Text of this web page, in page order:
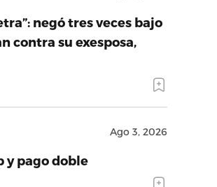
negó tres veces bajo
contra su exesposa,
Ago 3, 2026
y pago doble